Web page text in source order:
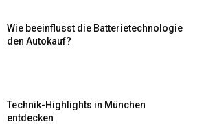
Wie beeinflusst die Batterietechnologie
den Autokauf?
Technik-Highlights in München
entdecken